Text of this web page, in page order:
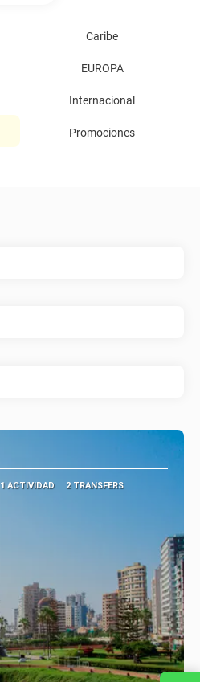
Caribe
EUROPA
Internacional
Promociones
1 ACTIVIDAD 2 TRANSFERS